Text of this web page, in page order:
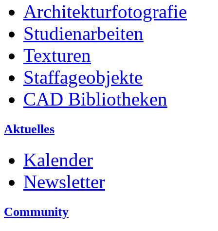
Architekturfotografie
Studienarbeiten
Texturen
Staffageobjekte
CAD Bibliotheken
Aktuelles
Kalender
Newsletter
Community